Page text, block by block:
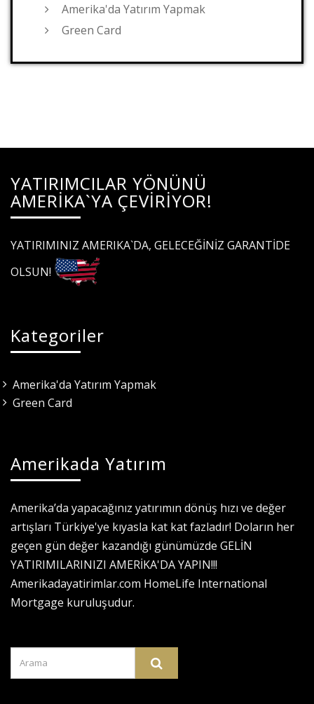
Amerika'da Yatırım Yapmak
Green Card
YATIRIMCILAR YÖNÜNÜ
AMERİKA`YA ÇEVİRİYOR!
YATIRIMINIZ AMERIKA`DA, GELECEĞİNİZ GARANTİDE
OLSUN!
Kategoriler
Amerika'da Yatırım Yapmak
Green Card
Amerikada Yatırım
Amerika’da yapacağınız yatırımın dönüş hızı ve değer
artışları Türkiye'ye kıyasla kat kat fazladır! Doların her
geçen gün değer kazandığı günümüzde GELİN
YATIRIMILARINIZI AMERİKA'DA YAPIN!!!
Amerikadayatirimlar.com HomeLife International
Mortgage kuruluşudur.